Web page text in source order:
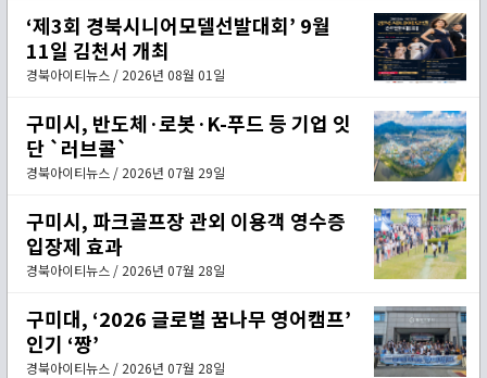
‘제3회 경북시니어모델선발대회’ 9월
11일 김천서 개최
경북아이티뉴스 / 2026년 08월 01일
구미시, 반도체·로봇·K-푸드 등 기업 잇
단 `러브콜`
경북아이티뉴스 / 2026년 07월 29일
구미시, 파크골프장 관외 이용객 영수증
입장제 효과
경북아이티뉴스 / 2026년 07월 28일
구미대, ‘2026 글로벌 꿈나무 영어캠프’
인기 ‘짱’
경북아이티뉴스 / 2026년 07월 28일